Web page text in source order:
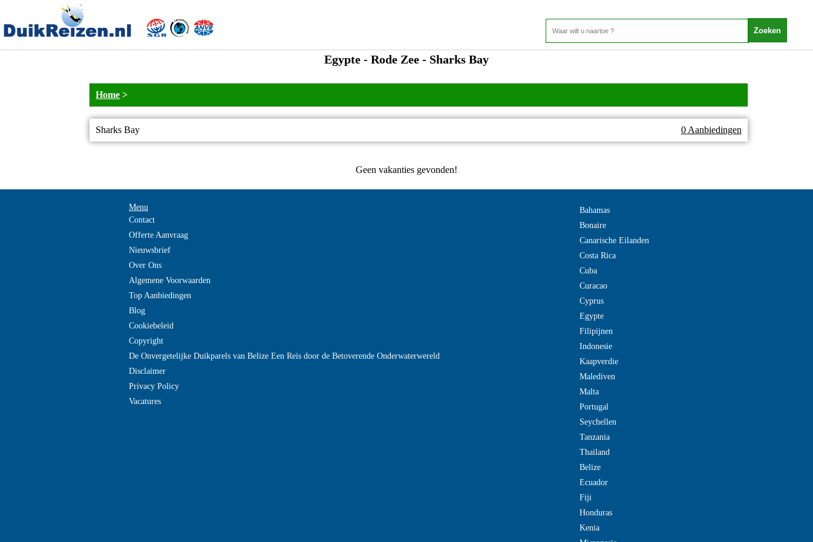
Egypte - Rode Zee - Sharks Bay
Home >
Sharks Bay 0 Aanbiedingen
Geen vakanties gevonden!
Menu
Contact
Offerte Aanvraag
Nieuwsbrief
Over Ons
Algemene Voorwaarden
Top Aanbiedingen
Blog
Cookiebeleid
Copyright
De Onvergetelijke Duikparels van Belize Een Reis door de Betoverende Onderwaterwereld
Disclaimer
Privacy Policy
Vacatures
Bahamas
Bonaire
Canarische Eilanden
Costa Rica
Cuba
Curacao
Cyprus
Egypte
Filipijnen
Indonesie
Kaapverdie
Malediven
Malta
Portugal
Seychellen
Tanzania
Thailand
Belize
Ecuador
Fiji
Honduras
Kenia